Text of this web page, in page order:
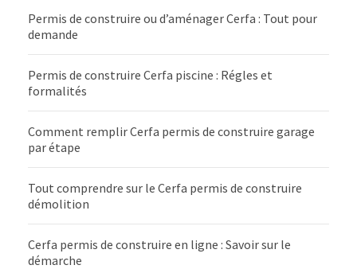
Permis de construire ou d’aménager Cerfa : Tout pour
demande
Permis de construire Cerfa piscine : Régles et
formalités
Comment remplir Cerfa permis de construire garage
par étape
Tout comprendre sur le Cerfa permis de construire
démolition
Cerfa permis de construire en ligne : Savoir sur le
démarche